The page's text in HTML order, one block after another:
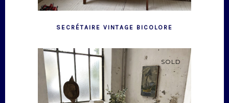
SECRÉTAIRE VINTAGE BICOLORE
SOLD